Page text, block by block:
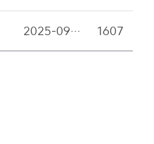
2025-09-09 1607